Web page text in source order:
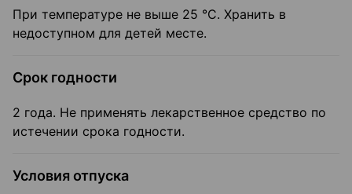
При температуре не выше 25 °C. Хранить в
недоступном для детей месте.
Срок годности
2 года. Не применять лекарственное средство по
истечении срока годности.
Условия отпуска